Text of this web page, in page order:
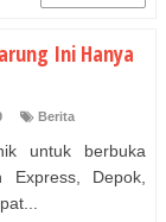
Ini Hanya
Berita
untuk berbuka
Depok,